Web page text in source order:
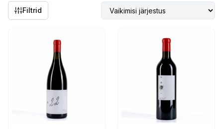
Filtrid